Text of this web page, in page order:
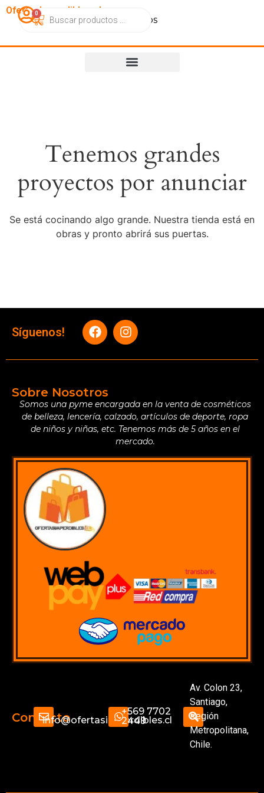
OfertasImperdibles.cl
CatálogoContactoNosotros
0
Tenemos grandes
proyectos por anunciar
Se está cocinando algo grande. Nuestra tienda está en
obras y pronto abrirá sus puertas.
Síguenos!
Sobre Nosotros
Somos una pyme encargada en la venta de cosméticos
de belleza, lencería, calzado, artículos de deporte, ropa
de niños y niñas, etc. Tenemos más de 5 años en el
mercado.
Contactoinfo@ofertasimperdibles.cl
+569 7702
2449
Av. Colon 23,
Santiago,
Región
Metropolitana,
Chile.